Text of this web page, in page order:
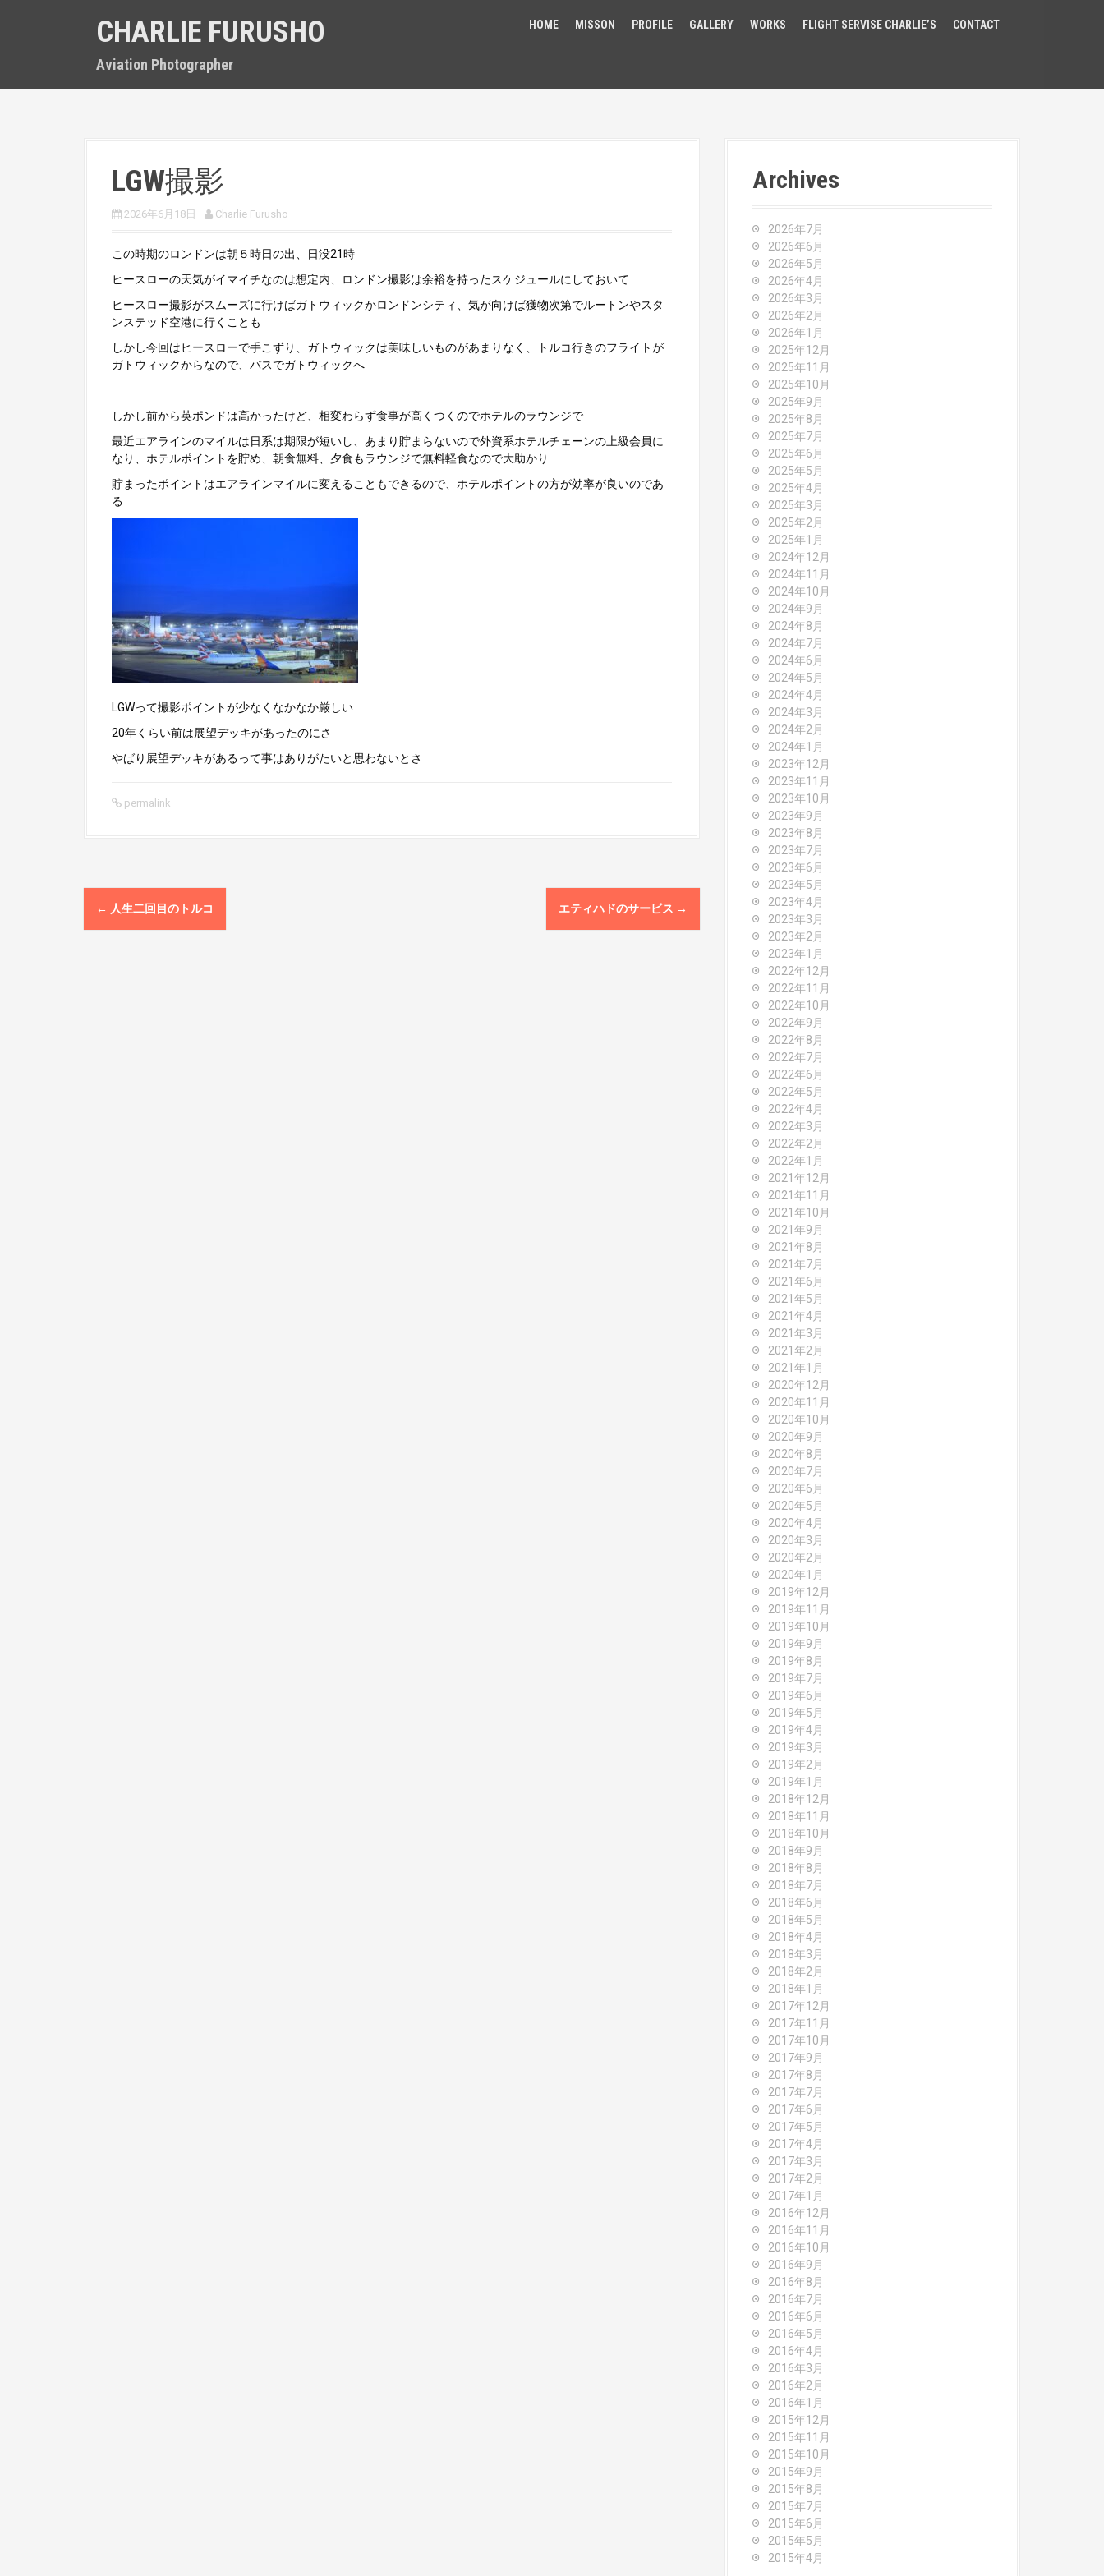
CHARLIE FURUSHO
Aviation Photographer
HOME MISSON PROFILE GALLERY WORKS FLIGHT SERVISE CHARLIE’S CONTACT
LGW撮影
2026年6月18日 Charlie Furusho
この時期のロンドンは朝５時日の出、日没21時
ヒースローの天気がイマイチなのは想定内、ロンドン撮影は余裕を持ったスケジュールにしておいて
ヒースロー撮影がスムーズに行けばガトウィックかロンドンシティ、気が向けば獲物次第でルートンやスタ
ンステッド空港に行くことも
しかし今回はヒースローで手こずり、ガトウィックは美味しいものがあまりなく、トルコ行きのフライトが
ガトウィックからなので、バスでガトウィックへ
しかし前から英ポンドは高かったけど、相変わらず食事が高くつくのでホテルのラウンジで
最近エアラインのマイルは日系は期限が短いし、あまり貯まらないので外資系ホテルチェーンの上級会員に
なり、ホテルポイントを貯め、朝食無料、夕食もラウンジで無料軽食なので大助かり
貯まったポイントはエアラインマイルに変えることもできるので、ホテルポイントの方が効率が良いのであ
る
LGWって撮影ポイントが少なくなかなか厳しい
20年くらい前は展望デッキがあったのにさ
やばり展望デッキがあるって事はありがたいと思わないとさ
permalink
P
o
← 人生二回目のトルコ エティハドのサービス →
Archives
2026年7月
2026年6月
2026年5月
2026年4月
2026年3月
2026年2月
2026年1月
2025年12月
2025年11月
2025年10月
2025年9月
2025年8月
2025年7月
2025年6月
2025年5月
2025年4月
2025年3月
2025年2月
2025年1月
2024年12月
2024年11月
2024年10月
2024年9月
2024年8月
2024年7月
2024年6月
2024年5月
2024年4月
2024年3月
2024年2月
2024年1月
2023年12月
2023年11月
2023年10月
2023年9月
2023年8月
2023年7月
2023年6月
2023年5月
2023年4月
2023年3月
2023年2月
2023年1月
2022年12月
2022年11月
2022年10月
2022年9月
2022年8月
2022年7月
2022年6月
2022年5月
2022年4月
2022年3月
2022年2月
2022年1月
2021年12月
2021年11月
2021年10月
2021年9月
2021年8月
2021年7月
2021年6月
2021年5月
2021年4月
2021年3月
2021年2月
2021年1月
2020年12月
2020年11月
2020年10月
2020年9月
2020年8月
2020年7月
2020年6月
2020年5月
2020年4月
2020年3月
2020年2月
2020年1月
2019年12月
2019年11月
2019年10月
2019年9月
2019年8月
2019年7月
2019年6月
2019年5月
2019年4月
2019年3月
2019年2月
2019年1月
2018年12月
2018年11月
2018年10月
2018年9月
2018年8月
2018年7月
2018年6月
2018年5月
2018年4月
2018年3月
2018年2月
2018年1月
2017年12月
2017年11月
2017年10月
2017年9月
2017年8月
2017年7月
2017年6月
2017年5月
2017年4月
2017年3月
2017年2月
2017年1月
2016年12月
2016年11月
2016年10月
2016年9月
2016年8月
2016年7月
2016年6月
2016年5月
2016年4月
2016年3月
2016年2月
2016年1月
2015年12月
2015年11月
2015年10月
2015年9月
2015年8月
2015年7月
2015年6月
2015年5月
2015年4月